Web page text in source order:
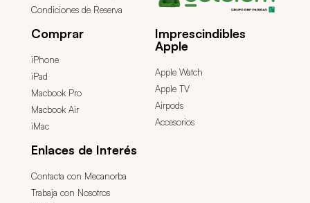
Condiciones de Reserva
Comprar
iPhone
iPad
Macbook Pro
Macbook Air
iMac
Imprescindibles
Apple
Apple Watch
Apple TV
Airpods
Accesorios
Enlaces de Interés
Contacta con Mecanorba
Trabaja con Nosotros